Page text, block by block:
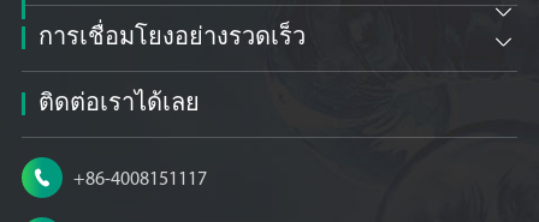

การเชื่อมโยงอย่างรวดเร็ว 
ติดต่อเราได้เลย
 +86-4008151117